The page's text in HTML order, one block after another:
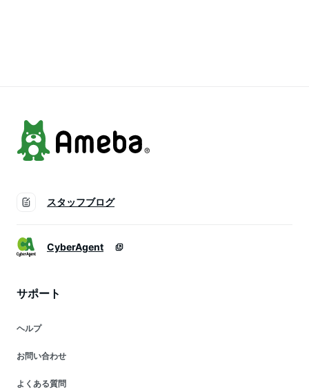
スタッフブログ
CyberAgent
サポート
ヘルプ
お問い合わせ
よくある質問